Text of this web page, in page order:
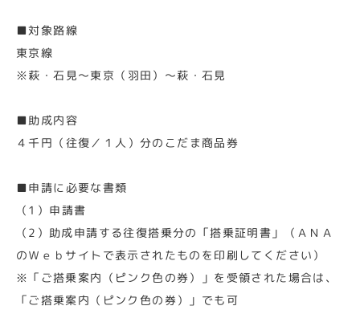
■対象路線
東京線
※萩・石見～東京（羽田）～萩・石見
■助成内容
４千円（往復／１人）分のこだま商品券
■申請に必要な書類
（1）申請書
（2）助成申請する往復搭乗分の「搭乗証明書」（ＡＮＡ
のＷｅｂサイトで表示されたものを印刷してください）
※「ご搭乗案内（ピンク色の券）」を受領された場合は、
「ご搭乗案内（ピンク色の券）」でも可